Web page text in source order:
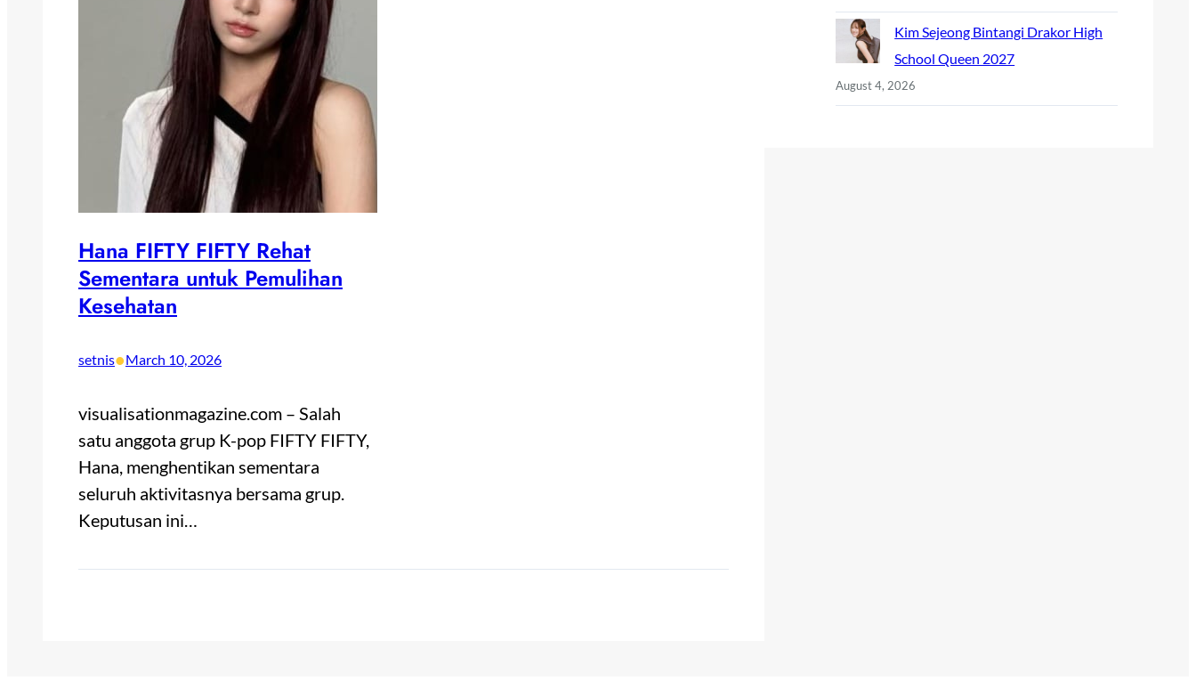
Hana FIFTY FIFTY Rehat
Sementara untuk Pemulihan
Kesehatan
setnis•March 10, 2026
visualisationmagazine.com – Salah
satu anggota grup K-pop FIFTY FIFTY,
Hana, menghentikan sementara
seluruh aktivitasnya bersama grup.
Keputusan ini…
Kim Sejeong Bintangi Drakor High
School Queen 2027
August 4, 2026